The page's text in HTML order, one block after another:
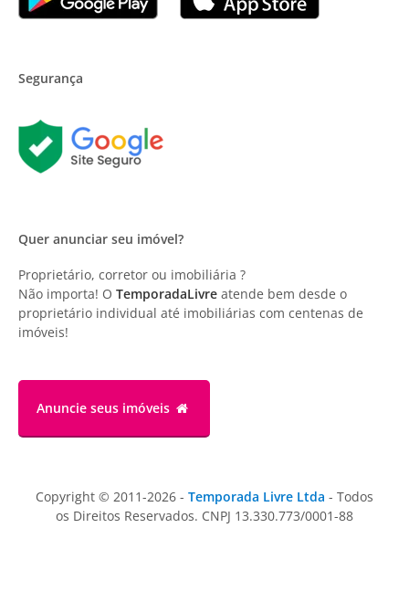
Segurança
Quer anunciar seu imóvel?
Proprietário, corretor ou imobiliária ?
Não importa! O TemporadaLivre atende bem desde o
proprietário individual até imobiliárias com centenas de
imóveis!
Anuncie seus imóveis
Copyright © 2011-2026 - Temporada Livre Ltda - Todos
os Direitos Reservados. CNPJ 13.330.773/0001-88